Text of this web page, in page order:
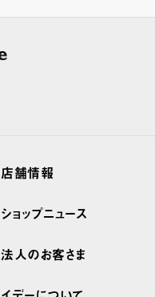
店舗情報
ショップニュース
法人のお客さま